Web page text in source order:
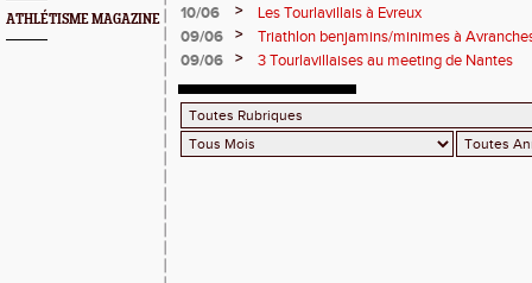
ATHLÉTISME MAGAZINE
10/06
>
Les Tourlavillais à Evreux
09/06
>
Triathlon benjamins/minimes à
09/06
> 3 Tourlavillaises au meeting de Nantes